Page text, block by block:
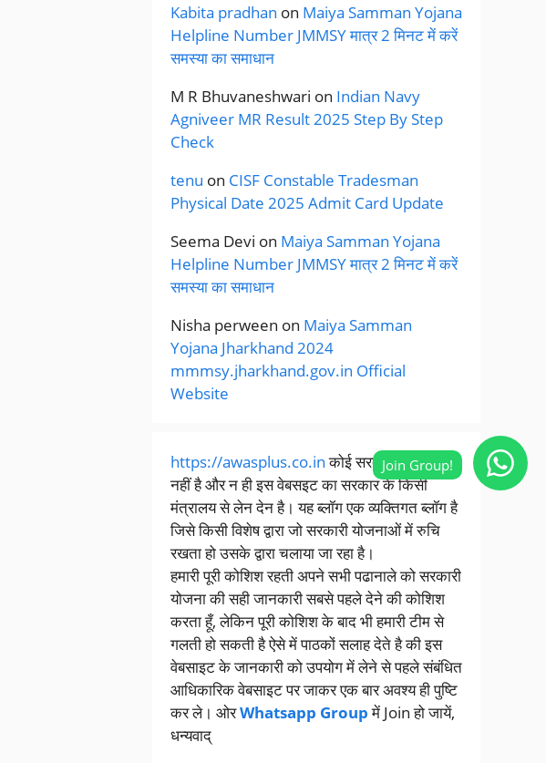
Kabita pradhan on Maiya Samman Yojana
Helpline Number JMMSY मात्र 2 मिनट में करें
समस्या का समाधान
M R Bhuvaneshwari on Indian Navy
Agniveer MR Result 2025 Step By Step
Check
tenu on CISF Constable Tradesman
Physical Date 2025 Admit Card Update
Seema Devi on Maiya Samman Yojana
Helpline Number JMMSY मात्र 2 मिनट में करें
समस्या का समाधान
Nisha perween on Maiya Samman
Yojana Jharkhand 2024
mmmsy.jharkhand.gov.in Official
Website
https://awasplus.co.inकोई सरकारी वेबसाइट
नहीं है और न ही इस वेबसइट का सरकार के किसी
मंत्रालय से लेन देन है। यह ब्लॉग एक व्यक्तिगत ब्लॉग है
जिसे किसी विशेष द्वारा जो सरकारी योजनाओं में रुचि
रखता हो उसके द्वारा चलाया जा रहा है।
हमारी पूरी कोशिश रहती अपने सभी पढानाले को सरकारी
योजना की सही जानकारी सबसे पहले देने की कोशिश
करता हूँ, लेकिन पूरी कोशिश के बाद भी हमारी टीम से
गलती हो सकती है ऐसे में पाठकों सलाह देते है की इस
वेबसाइट के जानकारी को उपयोग में लेने से पहले संबंधित
आधिकारिक वेबसाइट पर जाकर एक बार अवश्य ही पुष्टि
कर ले। ओरWhatsapp Groupमें Join हो जायें,
धन्यवाद्